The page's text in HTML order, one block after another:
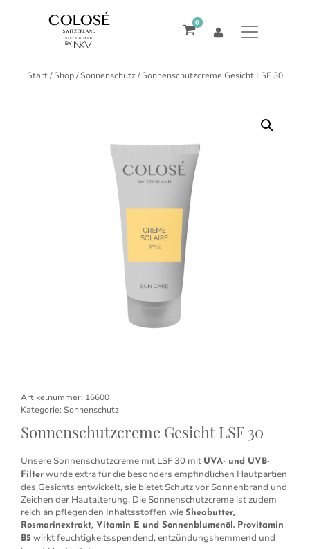
0
Start/Shop/Sonnenschutz/ Sonnenschutzcreme Gesicht LSF 30
Artikelnummer: 16600
Kategorie: Sonnenschutz
Sonnenschutzcreme Gesicht LSF 30
Unsere Sonnenschutzcreme mit LSF 30 mit UVA- und UVB-
Filter wurde extra für die besonders empfindlichen Hautpartien
des Gesichts entwickelt, sie bietet Schutz vor Sonnenbrand und
Zeichen der Hautalterung. Die Sonnenschutzcreme ist zudem
reich an pflegenden Inhaltsstoffen wie Sheabutter,
Rosmarinextrakt, Vitamin E und Sonnenblumenöl. Provitamin
B5 wirkt feuchtigkeitsspendend, entzündungshemmend und